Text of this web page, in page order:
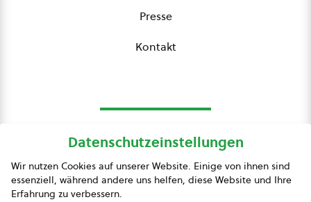
Presse
Kontakt
Presse
Datenschutzeinstellungen
Wir nutzen Cookies auf unserer Website. Einige von ihnen sind
essenziell, während andere uns helfen, diese Website und Ihre
Erfahrung zu verbessern.